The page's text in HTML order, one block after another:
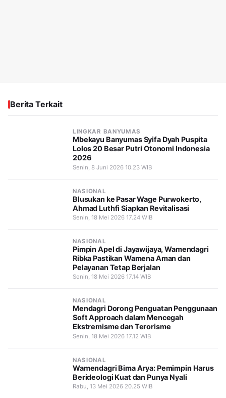
Berita Terkait
LINGKAR BANYUMAS
Mbekayu Banyumas Syifa Dyah Puspita
Lolos 20 Besar Putri Otonomi Indonesia
2026
Senin, 8 Juni 2026 10.23 WIB
NASIONAL
Blusukan ke Pasar Wage Purwokerto,
Ahmad Luthfi Siapkan Revitalisasi
Senin, 18 Mei 2026 17.24 WIB
NASIONAL
Pimpin Apel di Jayawijaya, Wamendagri
Ribka Pastikan Wamena Aman dan
Pelayanan Tetap Berjalan
Senin, 18 Mei 2026 17.14 WIB
NASIONAL
Mendagri Dorong Penguatan Penggunaan
Soft Approach dalam Mencegah
Ekstremisme dan Terorisme
Senin, 18 Mei 2026 17.12 WIB
NASIONAL
Wamendagri Bima Arya: Pemimpin Harus
Berideologi Kuat dan Punya Nyali
Rabu, 13 Mei 2026 20.25 WIB